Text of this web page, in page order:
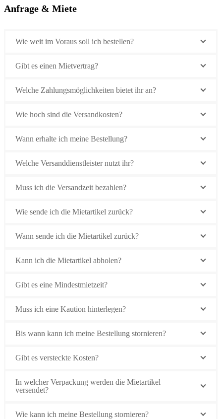
Anfrage & Miete
Wie weit im Voraus soll ich bestellen?
Gibt es einen Mietvertrag?
Welche Zahlungsmöglichkeiten bietet ihr an?
Wie hoch sind die Versandkosten?
Wann erhalte ich meine Bestellung?
Welche Versanddienstleister nutzt ihr?
Muss ich die Versandzeit bezahlen?
Wie sende ich die Mietartikel zurück?
Wann sende ich die Mietartikel zurück?
Kann ich die Mietartikel abholen?
Gibt es eine Mindestmietzeit?
Muss ich eine Kaution hinterlegen?
Bis wann kann ich meine Bestellung stornieren?
Gibt es versteckte Kosten?
In welcher Verpackung werden die Mietartikel
versendet?
Wie kann ich meine Bestellung stornieren?